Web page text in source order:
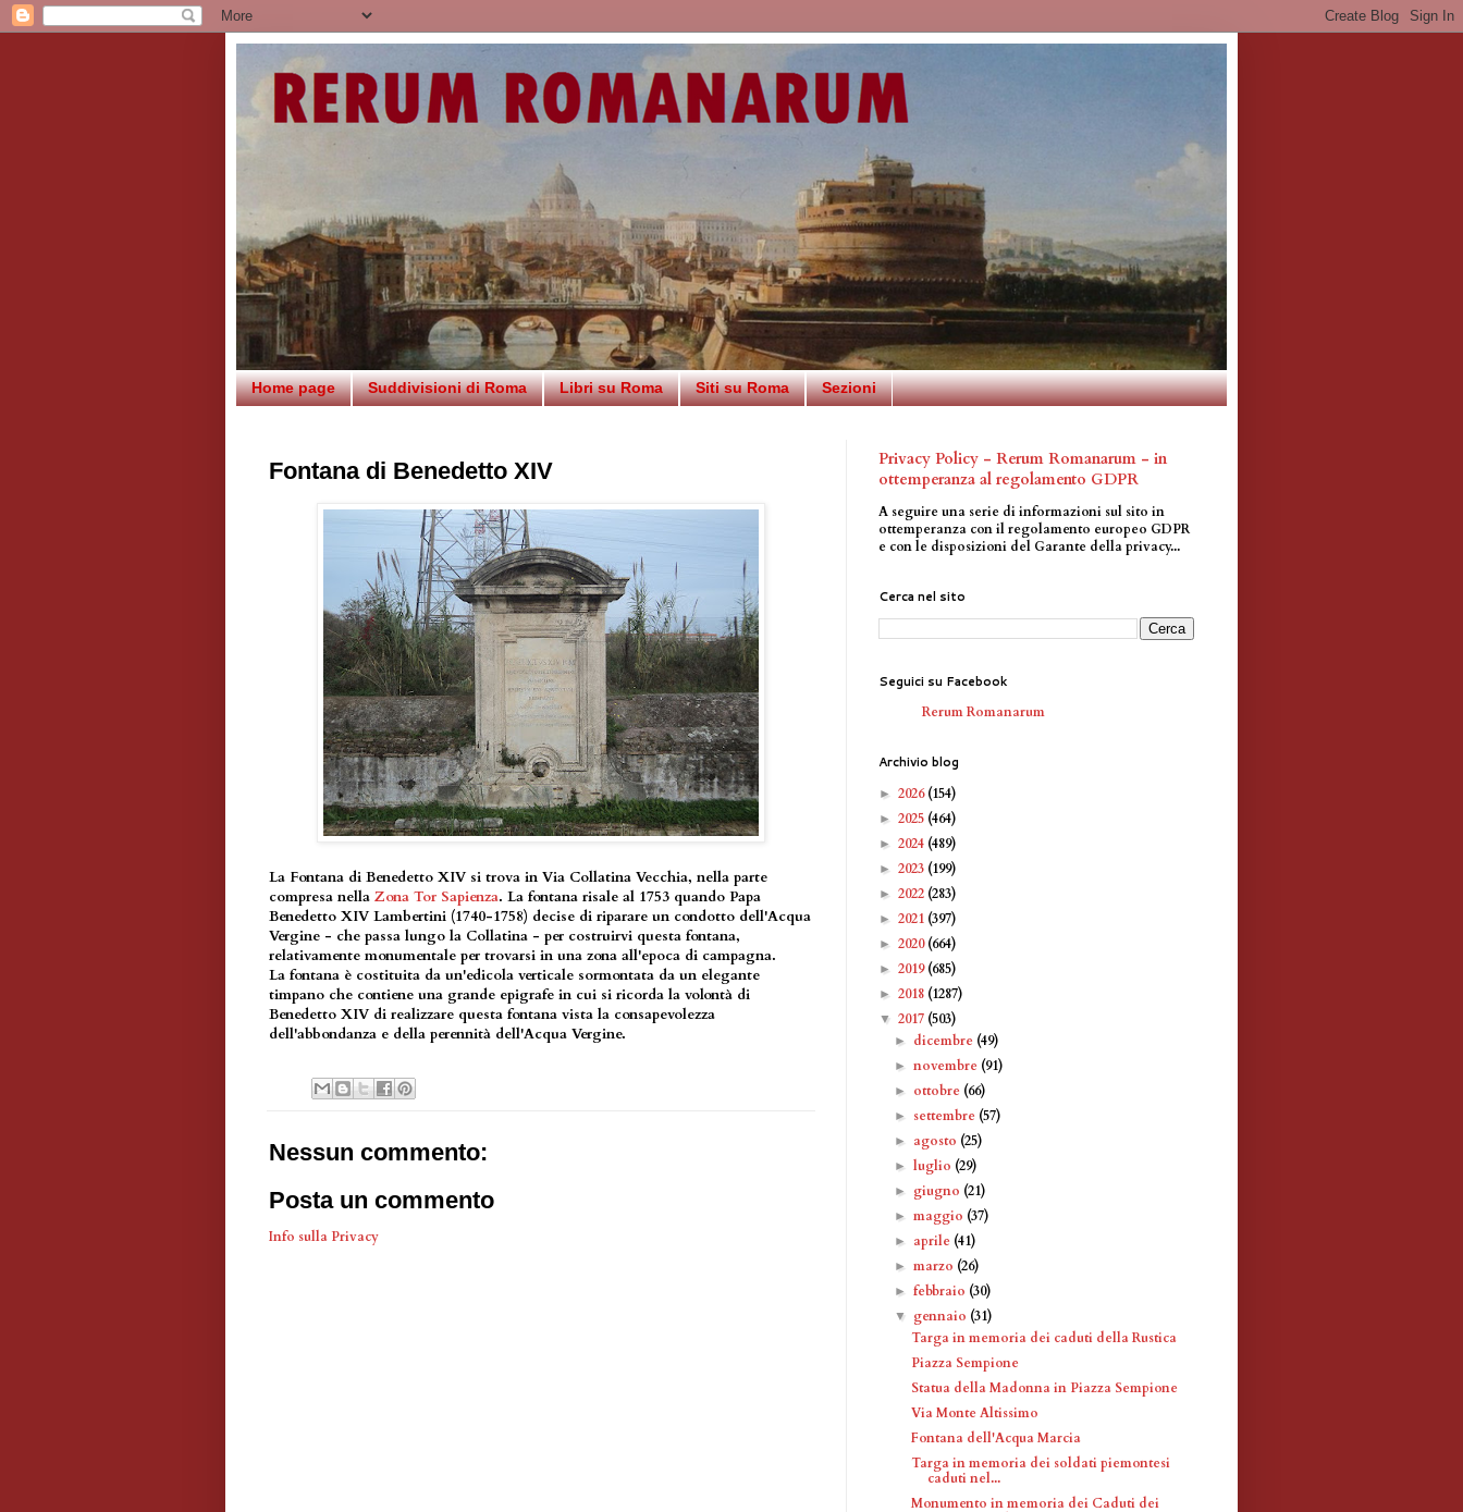
Home page Suddivisioni di Roma Libri su Roma Siti su Roma Sezioni
Fontana di Benedetto XIV
La Fontana di Benedetto XIV si trova in Via Collatina Vecchia, nella parte
compresa nella Zona Tor Sapienza. La fontana risale al 1753 quando Papa
Benedetto XIV Lambertini (1740-1758) decise di riparare un condotto dell'Acqua
Vergine - che passa lungo la Collatina - per costruirvi questa fontana,
relativamente monumentale per trovarsi in una zona all'epoca di campagna.
La fontana è costituita da un'edicola verticale sormontata da un elegante
timpano che contiene una grande epigrafe in cui si ricorda la volontà di
Benedetto XIV di realizzare questa fontana vista la consapevolezza
dell'abbondanza e della perennità dell'Acqua Vergine.
Nessun commento:
Posta un commento
Info sulla Privacy
Privacy Policy - Rerum Romanarum - in
ottemperanza al regolamento GDPR
A seguire una serie di informazioni sul sito in
ottemperanza con il regolamento europeo GDPR
e con le disposizioni del Garante della privacy...
Cerca nel sito
Seguici su Facebook
Rerum Romanarum
Archivio blog
► 2026(154)
► 2025 (464)
► 2024 (489)
► 2023 (199)
► 2022 (283)
► 2021 (397)
► 2020(664)
► 2019(685)
► 2018 (1287)
▼ 2017 (503)
► dicembre (49)
►novembre (91)
► ottobre (66)
► settembre (57)
► agosto (25)
►luglio (29)
► giugno (21)
►maggio (37)
► aprile (41)
►marzo (26)
►febbraio (30)
▼ gennaio (31)
Targa in memoria dei caduti della Rustica
Piazza Sempione
Statua della Madonna in Piazza Sempione
Via Monte Altissimo
Fontana dell'Acqua Marcia
Targa in memoria dei soldati piemontesi
caduti nel...
Monumento in memoria dei Caduti dei